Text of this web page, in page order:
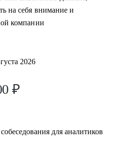
по управлению командой;
профессионального роста;
аналитикам данных и продаж
на себя внимание и
компании
2026
₽
для аналитиков